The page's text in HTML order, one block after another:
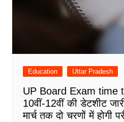
Education Uttar Pradesh
UP Board Exam time
10वीं-12वीं की डेटशीट
मार्च तक दो चरणों में होगी